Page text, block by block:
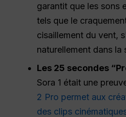
garantit que les sons
tels que le
cisaillement du vent,
naturellement dans la
Les 25 secondes “
Sora 1 était une
2 Pro permet aux
des clips